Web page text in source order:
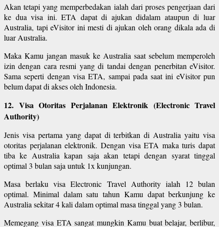
Akan tetapi yang memperbedakan ialah dari proses pengerjaan dari
ke dua visa ini. ETA dapat di ajukan didalam ataupun di luar
Australia, tapi eVisitor ini mesti di ajukan oleh orang dikala ada di
luar Australia.
Maka Kamu jangan masuk ke Australia saat sebelum memperoleh
izin dengan cara resmi yang di tandai dengan penerbitan eVisitor.
Sama seperti dengan visa ETA, sampai pada saat ini eVisitor pun
belum dapat di akses oleh Indonesia.
12. Visa Otoritas Perjalanan Elektronik (Electronic Travel
Authority)
Jenis visa pertama yang dapat di terbitkan di Australia yaitu visa
otoritas perjalanan elektronik. Dengan visa ETA maka turis dapat
tiba ke Australia kapan saja akan tetapi dengan syarat tinggal
optimal 3 bulan saja untuk 1x kunjungan.
Masa berlaku visa Electronic Travel Authority ialah 12 bulan
optimal. Minimal dalam satu tahun Kamu dapat berkunjung ke
Australia sekitar 4 kali dalam optimal masa tinggal yang 3 bulan.
Memegang visa ETA sangat mungkin Kamu buat belajar, berlibur,